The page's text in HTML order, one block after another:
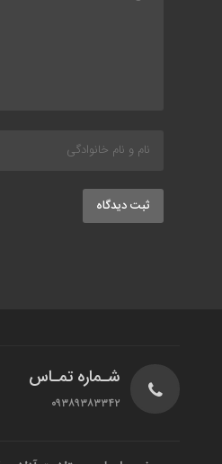
ثبت دیدگاه
شـماره تمـاس
۰۹۳۸۹۳۸۳۳۴۲